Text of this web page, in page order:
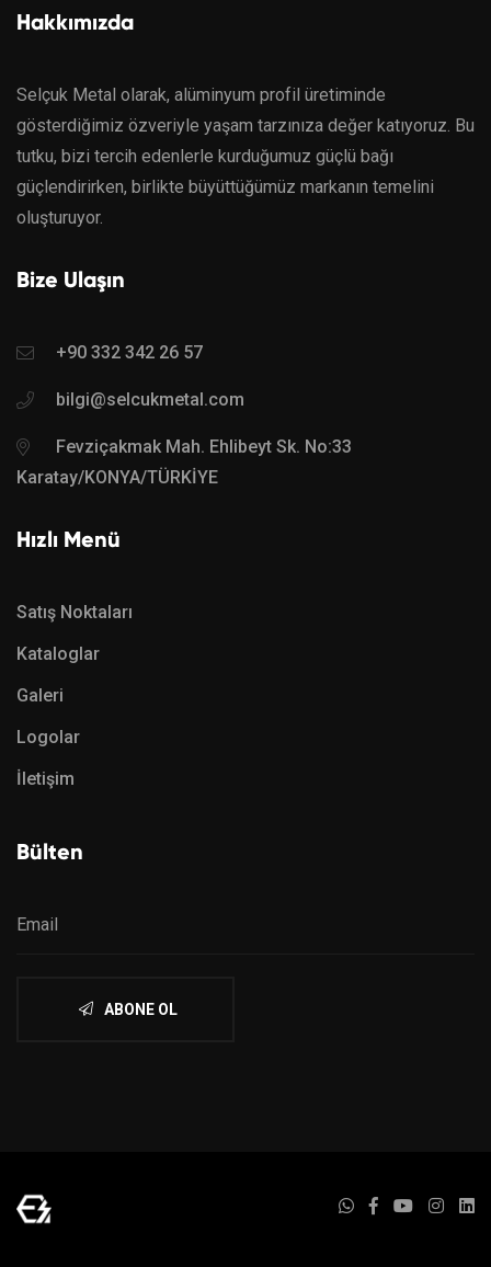
Hakkımızda
Selçuk Metal olarak, alüminyum profil üretiminde
gösterdiğimiz özveriyle yaşam tarzınıza değer katıyoruz. Bu
tutku, bizi tercih edenlerle kurduğumuz güçlü bağı
güçlendirirken, birlikte büyüttüğümüz markanın temelini
oluşturuyor.
Bize Ulaşın
+90 332 342 26 57
bilgi@selcukmetal.com
Fevziçakmak Mah. Ehlibeyt Sk. No:33
Karatay/KONYA/TÜRKİYE
Hızlı Menü
Satış Noktaları
Kataloglar
Galeri
Logolar
İletişim
Bülten
ABONE OL